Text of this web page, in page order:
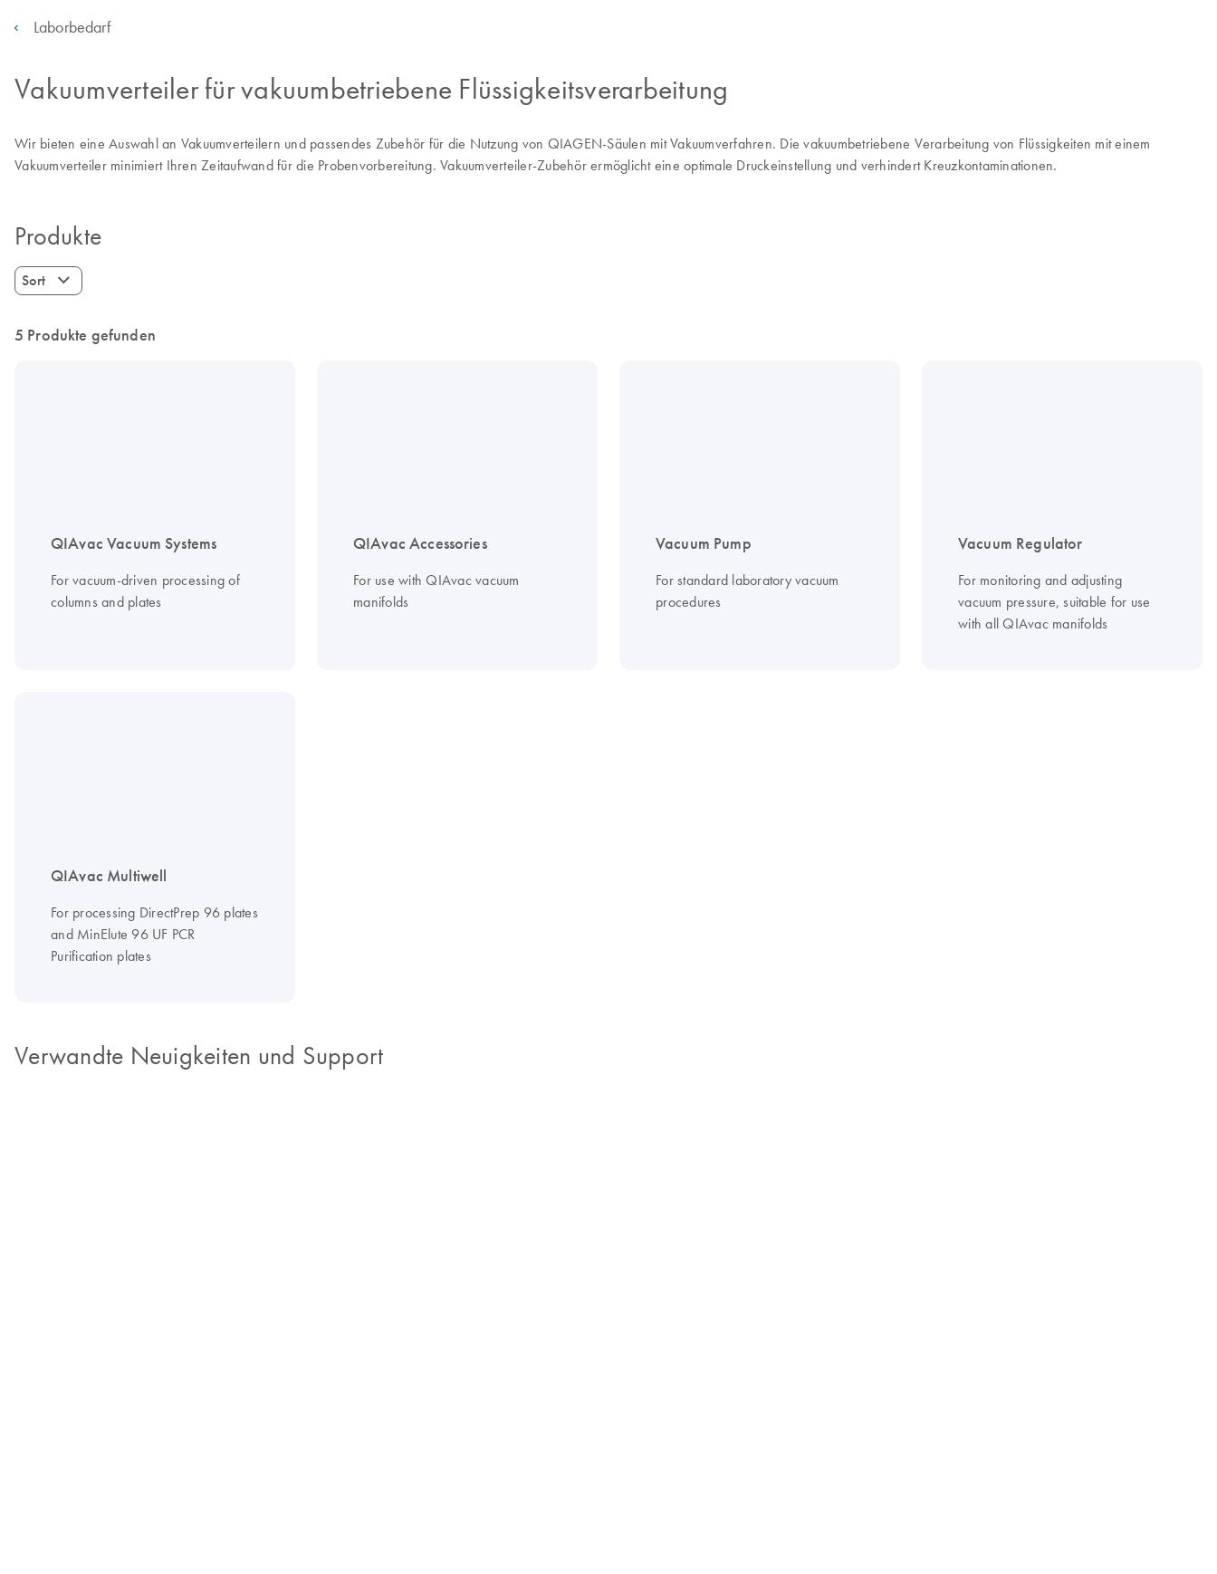
Laborbedarf
Vakuumverteiler für vakuumbetriebene Flüssigkeitsverarbeitung
Wir bieten eine Auswahl an Vakuumverteilern und passendes Zubehör für die Nutzung von QIAGEN-Säulen mit Vakuumverfahren. Die vakuumbetriebene Verarbeitung von Flüssigkeiten mit einem
Vakuumverteiler minimiert Ihren Zeitaufwand für die Probenvorbereitung. Vakuumverteiler-Zubehör ermöglicht eine optimale Druckeinstellung und verhindert Kreuzkontaminationen.
Produkte
Sort
5 Produkte gefunden
QIAvac Vacuum Systems
For vacuum-driven processing of
columns and plates
QIAvac Accessories
For use with QIAvac vacuum
manifolds
Vacuum Pump
For standard laboratory vacuum
procedures
Vacuum Regulator
For monitoring and adjusting
vacuum pressure, suitable for use
with all QIAvac manifolds
QIAvac Multiwell
For processing DirectPrep 96 plates
and MinElute 96 UF PCR
Purification plates
Verwandte Neuigkeiten und Support